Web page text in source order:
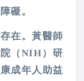
礙。
在。黃醫師
（NIH）研
成年人助益